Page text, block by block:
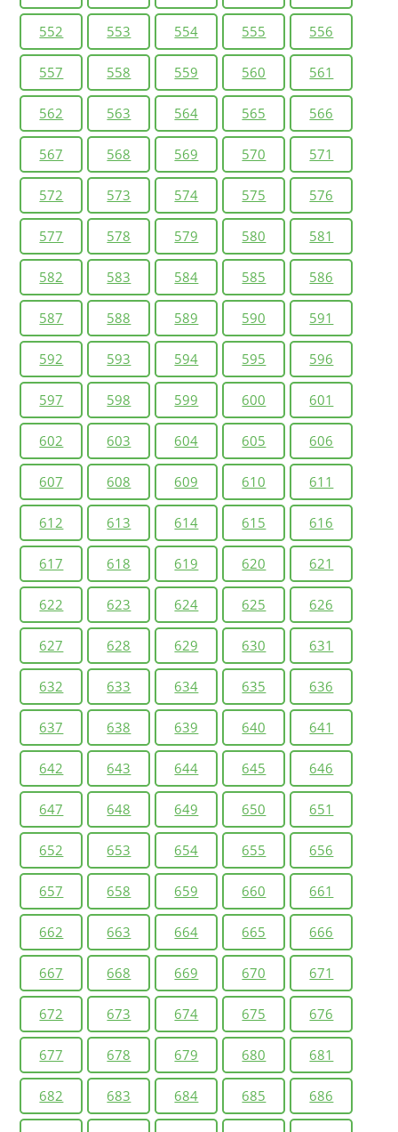
552 553 554 555 556
557 558 559 560 561
562 563 564 565 566
567 568 569 570 571
572 573 574 575 576
577 578 579 580 581
582 583 584 585 586
587 588 589 590 591
592 593 594 595 596
597 598 599 600 601
602 603 604 605 606
607 608 609 610 611
612 613 614 615 616
617 618 619 620 621
622 623 624 625 626
627 628 629 630 631
632 633 634 635 636
637 638 639 640 641
642 643 644 645 646
647 648 649 650 651
652 653 654 655 656
657 658 659 660 661
662 663 664 665 666
667 668 669 670 671
672 673 674 675 676
677 678 679 680 681
682 683 684 685 686